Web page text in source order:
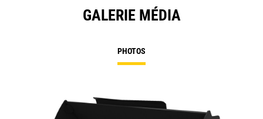
GALERIE MÉDIA
PHOTOS